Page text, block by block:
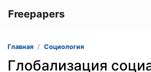
Freepapers
Главная Социология
Глобализация